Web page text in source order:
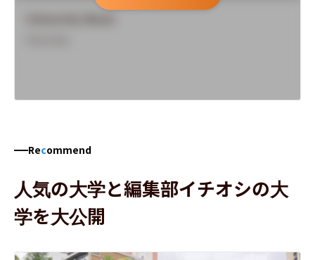
Recommend
人気の大学と編集部イチオシの大
学を大公開